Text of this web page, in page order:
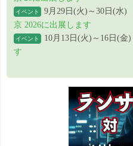
イベント 9月29日(火)～30日(水)
京 2026に出展します
イベント 10月13日(火)～16日(金)
す